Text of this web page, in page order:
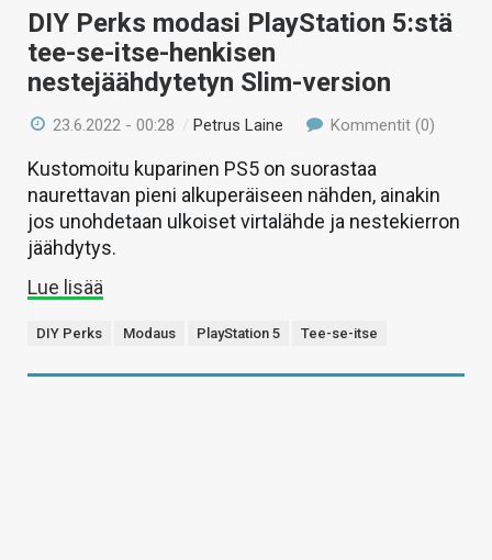
DIY Perks modasi PlayStation 5:stä
tee-se-itse-henkisen
nestejäähdytetyn Slim-version
23.6.2022 - 00:28 /Petrus Laine Kommentit (0)
Kustomoitu kuparinen PS5 on suorastaa
naurettavan pieni alkuperäiseen nähden, ainakin
jos unohdetaan ulkoiset virtalähde ja nestekierron
jäähdytys.
Lue lisää
DIY Perks Modaus PlayStation 5 Tee-se-itse